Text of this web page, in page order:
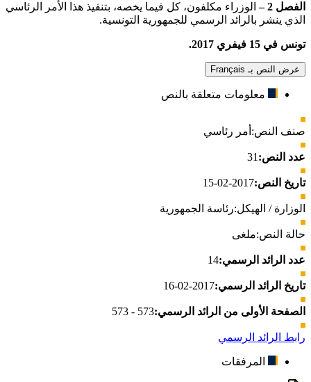
الفصل 2 –
الوزراء مكلفون، كل فيما يخصه، بتنفيذ هذا الأمر الرئاسي
الذي ينشر بالرائد الرسمي للجمهورية التونسية.
تونس في 15 فيفري 2017.
عرض النص بـ Français
معلومات متعلقة بالنص
صنف النص: أمر رئاسي
عدد النص: 31
تاريخ النص:2017-02-15
الوزارة / الهيكل:رئاسة الجمهورية
حالة النص:ملغى
عدد الرائد الرسمي:14
تاريخ الرائد الرسمي:2017-02-16
الصفحة الأولى من الرائد الرسمي:573 - 573
رابط الرائد الرسمي
المرفقات